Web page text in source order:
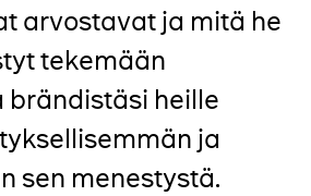
arvostavat ja mitä he
tekemään
brändistäsi heille
ja
sen menestystä.